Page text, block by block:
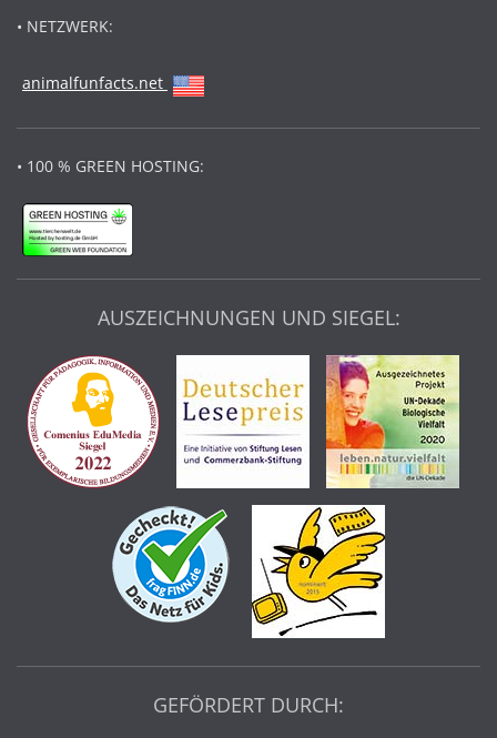
• NETZWERK:
animalfunfacts.net
• 100 % GREEN HOSTING:
AUSZEICHNUNGEN UND SIEGEL:
GEFÖRDERT DURCH: